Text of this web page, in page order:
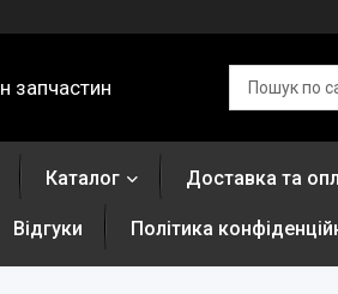
запчастин
Каталог Доставка та
Відгуки Політика